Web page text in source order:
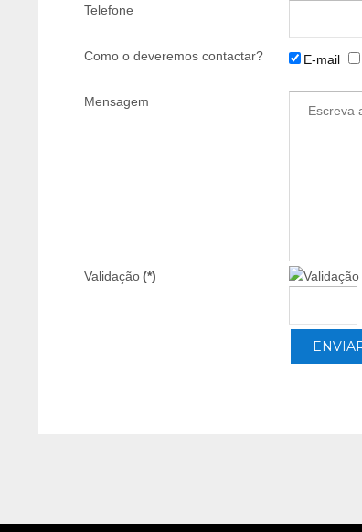
Telefone
Como o deveremos contactar? E-mail
Mensagem
Validação(*)